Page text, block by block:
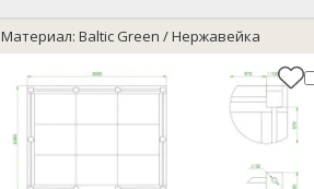
Материал: Baltic Green / Нержавейка